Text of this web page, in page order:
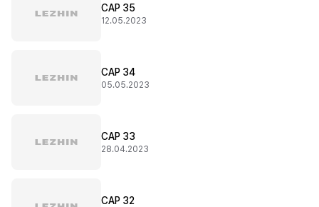
CAP 35
12.05.2023
CAP 34
05.05.2023
CAP 33
28.04.2023
CAP 32